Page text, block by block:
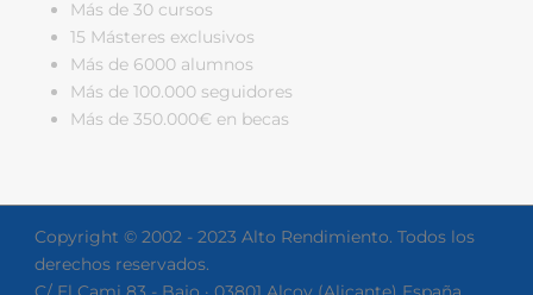
Más de 30 cursos
15 Másteres exclusivos
Más de 6000 alumnos
Más de 100.000 seguidores
Más de 350.000€ en becas
Copyright © 2002 - 2023 Alto Rendimiento. Todos los
derechos reservados.